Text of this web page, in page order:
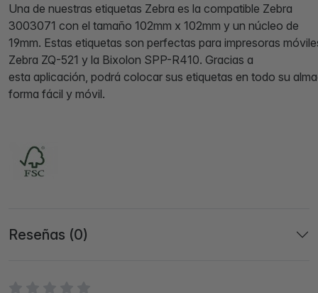
Una de nuestras etiquetas Zebra es la compatible Zebra
3003071 con el tamaño 102mm x 102mm y un núcleo de
19mm. Estas etiquetas son perfectas para impresoras
Zebra ZQ-521 y la Bixolon SPP-R410. Gracias a
esta aplicación, podrá colocar sus etiquetas en todo su
forma fácil y móvil.
Reseñas (0)